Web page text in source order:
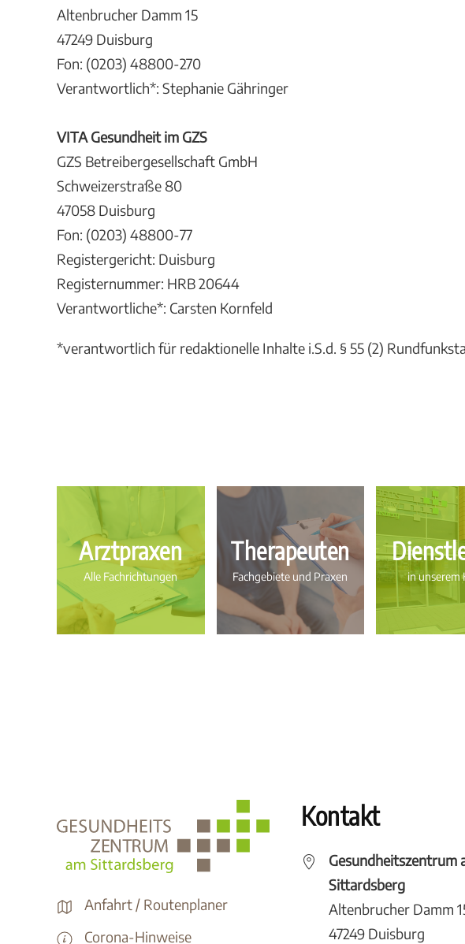
Altenbrucher Damm 15
47249 Duisburg
Fon: (0203) 48800-270
Verantwortlich*: Stephanie Gähringer
VITA Gesundheit im GZS
GZS Betreibergesellschaft GmbH
Schweizerstraße 80
47058 Duisburg
Fon: (0203) 48800-77
Registergericht: Duisburg
Registernummer: HRB 20644
Verantwortliche*: Carsten Kornfeld
*verantwortlich für redaktionelle Inhalte i.S.d. § 55 (2)
Arztpraxen
Alle Fachrichtungen
Therapeuten
Fachgebiete und Praxen in unserem
Anfahrt / Routenplaner
Corona-Hinweise
Kontakt
Gesundheitszentrum
Sittardsberg
Altenbrucher Damm
47249 Duisburg